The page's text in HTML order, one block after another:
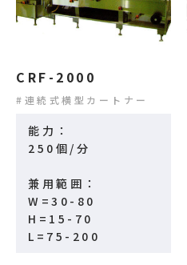
CRF-2000
連続式横型カートナー
能力：
250個/分
兼用範囲：
W=30-80
H=15-70
L=75-200